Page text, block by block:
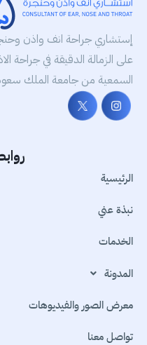
إستشاري جراحة انف واذن
على الزمالة الدقيقة في جراحة
السمعية من جامعة الملك سعود،
الرئيسية
نبذة عني
الخدمات
المدونة
معرض الصور والفيديوهات
تواصل معنا